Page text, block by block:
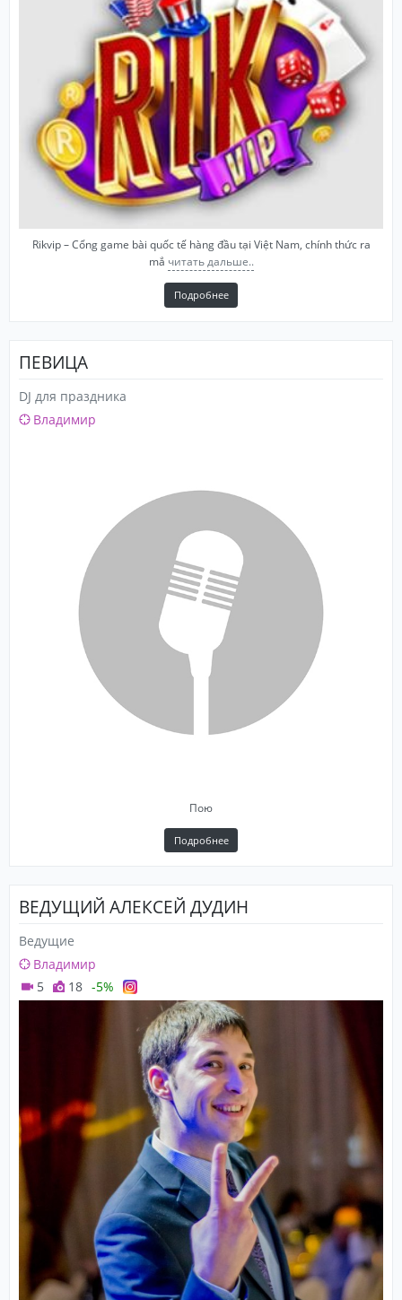
Rikvip – Cổng game bài quốc tế hàng đầu tại Việt Nam, chính thức ra
mắ читать дальше..
Подробнее
ПЕВИЦА
DJ для праздника
Владимир
Пою
Подробнее
ВЕДУЩИЙ АЛЕКСЕЙ ДУДИН
Ведущие
Владимир
5
18 -5%